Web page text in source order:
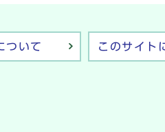
ついて このサイト